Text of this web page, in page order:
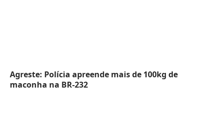
Agreste: Polícia apreende mais de 100kg de
maconha na BR-232